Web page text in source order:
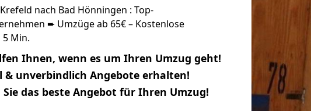
nach Bad Hönningen : Top-
➨ Umzüge ab 65€ – Kostenlose
Min.
Ihnen, wenn es um Ihren Umzug geht!
& unverbindlich Angebote erhalten!
Sie das beste Angebot für Ihren Umzug!